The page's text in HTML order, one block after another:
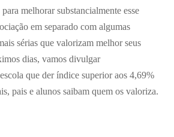
melhorar substancialmente esse
em separado com algumas
sérias que valorizam melhor seus
dias, vamos divulgar
que der índice superior aos 4,69%
pais e alunos saibam quem os valoriza.